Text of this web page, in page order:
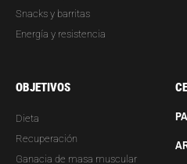
Snacks y barritas
Energía y resistencia
OBJETIVOS
Dieta
Recuperación
Ganacia de masa muscular